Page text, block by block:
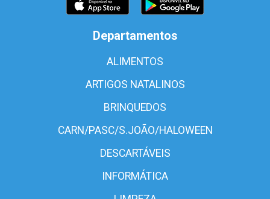
Departamentos
ALIMENTOS
ARTIGOS NATALINOS
BRINQUEDOS
CARN/PASC/S.JOÃO/HALOWEEN
DESCARTÁVEIS
INFORMÁTICA